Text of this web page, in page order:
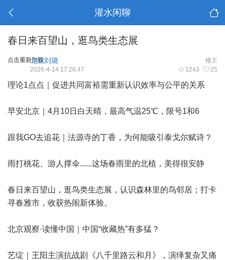
灌水闲聊
春日来百望山，逛鸟类生态展
点击重新加载 楼主
北漂刘璐
1243 25
2026-4-14 17:26:47
理论1点点｜促进共同富裕需重新认识效率与公平的关系
早安北京｜4月10日白天晴，最高气温25℃，限号1和6
跟我GO去追花｜法源寺的丁香，为何能吸引泰戈尔赋诗？
雨打桃花、游人撑伞......这场春雨里的北植，美得很安静
春日来百望山，逛鸟类生态展，认识森林里的鸟邻居；打卡
寻春雅市，收获热闹新体验。
北京观察·读懂中国｜中国“收藏热”有多猛？
艺绽｜王阳主演抗战剧《八千里路云和月》，演绎复杂又痛